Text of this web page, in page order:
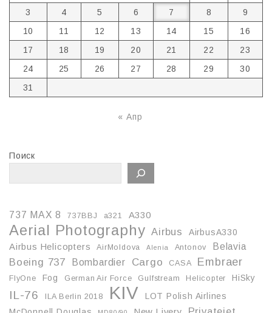
3
4 5 6 7 8
9
10
11 12 13 14 15
16
17
18 19 20 21 22
23
24
25 26 27 28 29
30
31
« Апр
Поиск
737 MAX 8 737BBJ a321 A330
Aerial Photography Airbus
AirbusA330
Airbus Helicopters
AirMoldova Alenia Antonov Belavia
Boeing 737 Bombardier Cargo CASA Embraer
FlyOne Fog German Air Force Gulfstream Helicopter HiSky
IL-76 ILA Berlin 2018 KIV
LOT Polish Airlines